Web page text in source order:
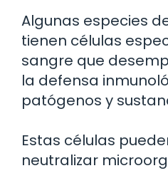
Algunas especies
tienen células
sangre que
la defensa
patógenos y
Estas células
neutralizar